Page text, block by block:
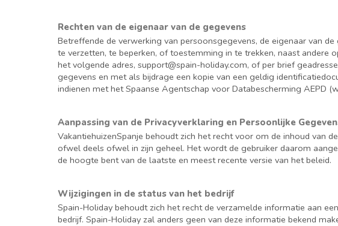
Rechten van de eigenaar van de gegevens
Betreffende de verwerking van persoonsgegevens, de eigenaar van
te verzetten, te beperken, of toestemming in te trekken, naast andere
het volgende adres, support@spain-holiday.com, of per brief
gegevens en met als bijdrage een kopie van een geldig
indienen met het Spaanse Agentschap voor Databescherming AEPD
Aanpassing van de Privacyverklaring en Persoonlijke
VakantiehuizenSpanje behoudt zich het recht voor om de inhoud van
ofwel deels ofwel in zijn geheel. Het wordt de gebruiker daarom
de hoogte bent van de laatste en meest recente versie van het beleid.
Wijzigingen in de status van het bedrijf
Spain-Holiday behoudt zich het recht de verzamelde informatie aan
bedrijf. Spain-Holiday zal anders geen van deze informatie bekend